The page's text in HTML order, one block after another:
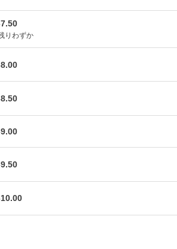
りわずか